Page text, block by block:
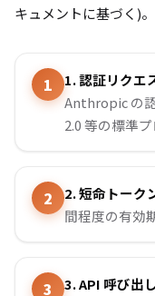
キュメントに基づく)。
1. 認証リクエ
Anthropic の
2.0 等の標準
2. 短命トーク
間程度の有効
3. API 呼び出し